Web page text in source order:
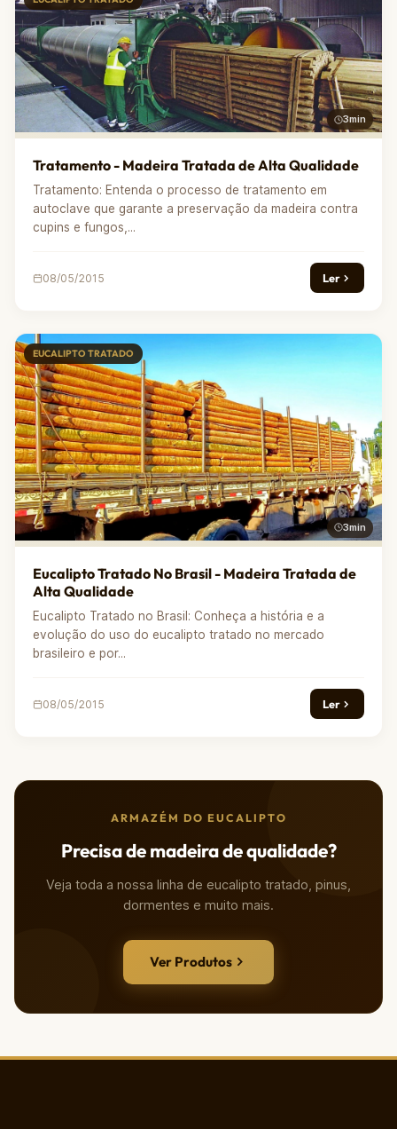
3min
Tratamento - Madeira Tratada de Alta Qualidade
Tratamento: Entenda o processo de tratamento em
autoclave que garante a preservação da madeira contra
cupins e fungos,...
08/05/2015 Ler
EUCALIPTO TRATADO
3min
Eucalipto Tratado No Brasil - Madeira Tratada de
Alta Qualidade
Eucalipto Tratado no Brasil: Conheça a história e a
evolução do uso do eucalipto tratado no mercado
brasileiro e por...
08/05/2015 Ler
ARMAZÉM DO EUCALIPTO
Precisa de madeira de qualidade?
Veja toda a nossa linha de eucalipto tratado, pinus,
dormentes e muito mais.
Ver Produtos